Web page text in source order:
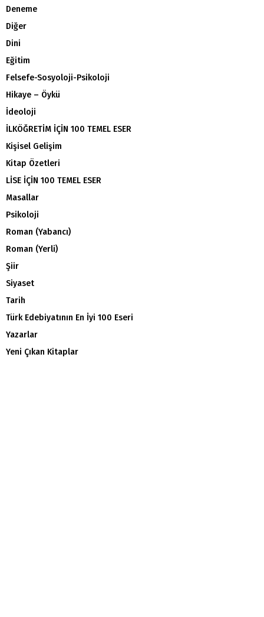
Deneme
Diğer
Dini
Eğitim
Felsefe-Sosyoloji-Psikoloji
Hikaye – Öykü
İdeoloji
İLKÖĞRETİM İÇİN 100 TEMEL ESER
Kişisel Gelişim
Kitap Özetleri
LİSE İÇİN 100 TEMEL ESER
Masallar
Psikoloji
Roman (Yabancı)
Roman (Yerli)
Şiir
Siyaset
Tarih
Türk Edebiyatının En İyi 100 Eseri
Yazarlar
Yeni Çıkan Kitaplar